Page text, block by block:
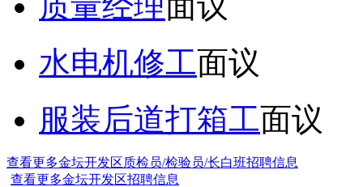
水电机修工面议
服装后道打箱工面议
查看更多金坛开发区质检员/检验员/长白班招聘信息
查看更多金坛开发区招聘信息